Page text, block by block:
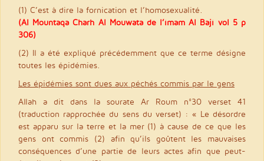
(1) C’est à dire la fornication et l’homosexualité.
(Al Mountaqa Charh Al Mouwata de l’imam Al Baji vol 5 p
306)
(2) Il a été expliqué précédemment que ce terme désigne
toutes les épidémies.
Les épidémies sont dues aux péchés commis par le gens
Allah a dit dans la sourate Ar Roum n°30 verset 41
(traduction rapprochée du sens du verset) : « Le désordre
est apparu sur la terre et la mer (1) à cause de ce que les
gens ont commis (2) afin qu’ils goûtent les mauvaises
conséquences d’une partie de leurs actes afin que peut-